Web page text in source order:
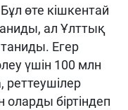
өте кішкентай
ал Ұлттық
таниды. Егер
үшін 100 млн
реттеушілер
біртіндеп